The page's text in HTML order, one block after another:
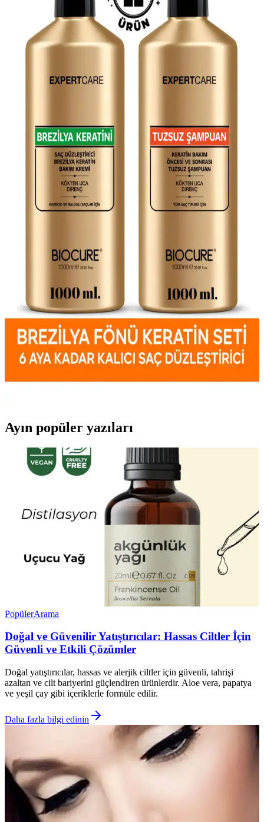
Grundig HS 7033 ve HS 5330 Saç Düzleştiricilerinin
Detaylı Karşılaştırması
Hangi cihaz sizin için daha uygun?
Grundig HS 7031 ve Remington S6500 modellerinin özellikleri,
kullanıcı yorumları ve karşılaştırmasıyla en iyi seçimi yapın.
Bio Keratin Gold ve Torino Brezilya Keratini
Karşılaştırması: Hangi Ürün Daha Etkili
Bio Keratin Gold ve Torino Brezilya Keratini ürünlerini detaylı
karşılaştırıyoruz. Elektriklenmeyi önleyen, parlaklık ve düzleştirme
Saç Düzleştirici ve Kurutma Makineleri
Karşılaştırması: En İyi Seçenekler ve Özellikler
Saç düzleştirici ve kurutma makineleri arasındaki farkları ve
özellikleri inceleyerek, ihtiyaçlarınıza en uygun ürünü seçmenize
yardımcı olacak detaylı karşılaştırma.
Biocure saç düzleştirici ürünleri karşılaştırması:
Brezilya keratin ve keratin bakımı özellikleri
Uygulama kolaylığı, etkisi ve kullanıcı yorumlarıyla saç tipinize
Ayın popüler yazıları
PopülerArama
Doğal ve Güvenilir Yatıştırıcılar: Hassas Ciltler İçin
Güvenli ve Etkili Çözümler
Doğal yatıştırıcılar, hassas ve alerjik ciltler için güvenli, tahrişi
azaltan ve cilt bariyerini güçlendiren ürünlerdir. Aloe vera, papatya
ve yeşil çay gibi içeriklerle formüle edilir.
Daha fazla bilgi edinin